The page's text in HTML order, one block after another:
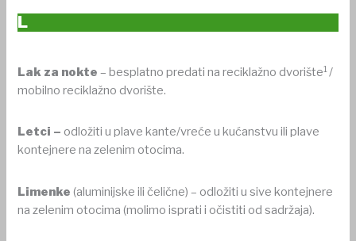
L
Lak za nokte – besplatno predati na reciklažno dvorište1 /
mobilno reciklažno dvorište.
Letci – odložiti u plave kante/vreće u kućanstvu ili plave
kontejnere na zelenim otocima.
Limenke (aluminijske ili čelične) – odložiti u sive kontejnere
na zelenim otocima (molimo isprati i očistiti od sadržaja).